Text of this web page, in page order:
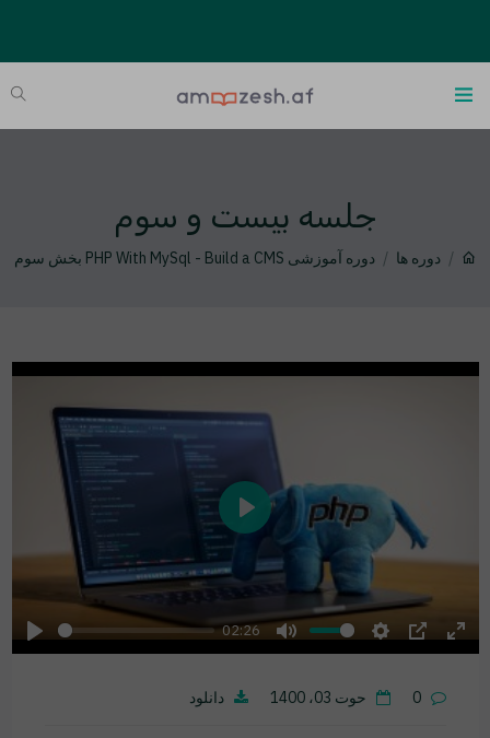
جلسه بیست و سوم
دوره ها دوره آموزشی PHP With MySql - Build a CMS بخش سوم
Play
02:26
Mute Settings
PIP
Play
0 حوت 03، 1400 دانلود